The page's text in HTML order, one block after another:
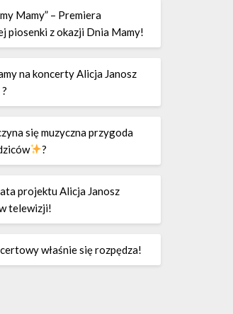
Mamy” – Premiera
piosenki z okazji Dnia Mamy!
na koncerty Alicja Janosz
się muzyczna przygoda
?
projektu Alicja Janosz
telewizji!
właśnie się rozpędza!